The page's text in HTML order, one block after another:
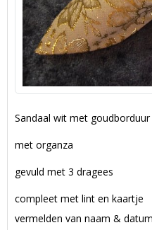
Sandaal wit met goudborduur
met organza
gevuld met 3 dragees
compleet met lint en kaartje
vermelden van naam &